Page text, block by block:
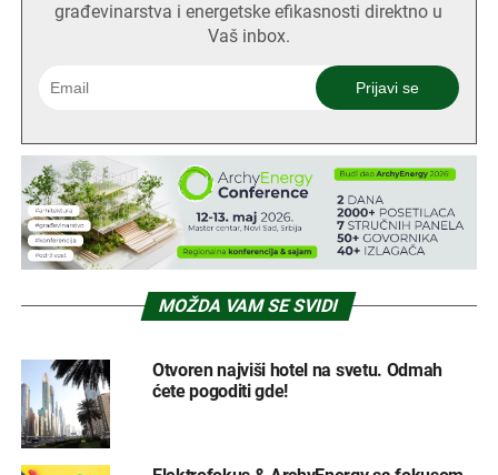
građevinarstva i energetske efikasnosti direktno u
Vaš inbox.
MOŽDA VAM SE SVIDI
Otvoren najviši hotel na svetu. Odmah
ćete pogoditi gde!